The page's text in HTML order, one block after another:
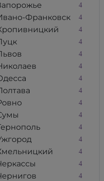
4
Франковск 4
4
4
4
4
4
4
4
4
4
4
4
4
4